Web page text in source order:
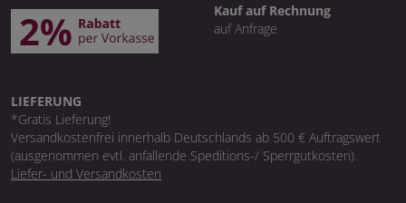
Kauf auf Rechnung
auf Anfrage
LIEFERUNG
*Gratis Lieferung!
Versandkostenfrei innerhalb Deutschlands ab 500 € Auftragswert
(ausgenommen evtl. anfallende Speditions-/ Sperrgutkosten).
Liefer- und Versandkosten